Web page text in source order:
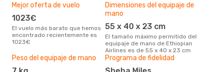
Mejor oferta de vuelo
1023€
El vuelo más barato que hemos
encontrado recientemente es
1023€
Dimensiones del equipaje de
mano
55 x 40 x 23 cm
El tamaño máximo permitido del
equipaje de mano de Ethiopian
Airlines es de 55 x 40 x 23 cm
Peso del equipaje de mano Programa de fidelidad